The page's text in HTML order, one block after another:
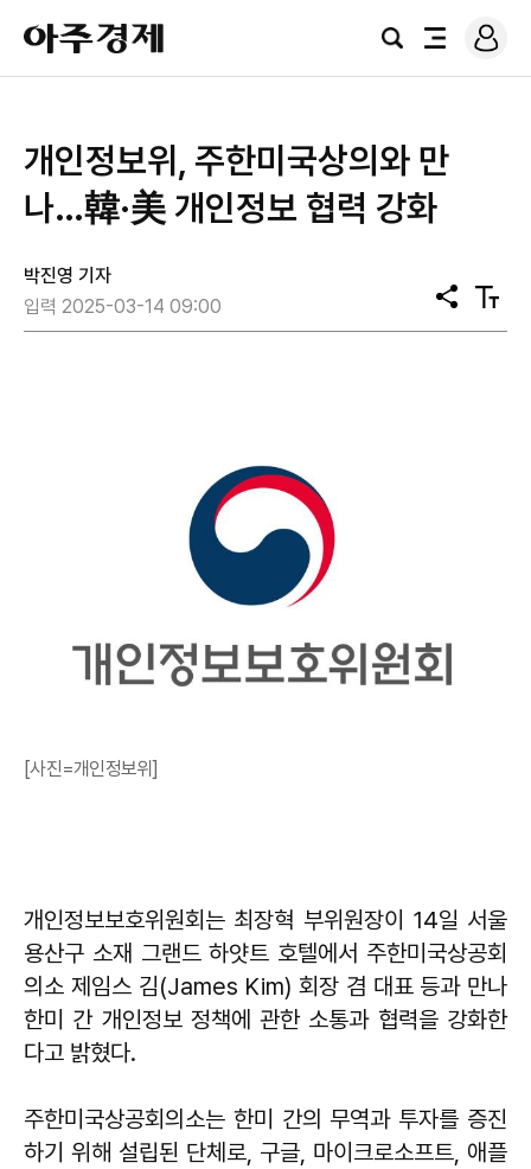
아
주
경
검
전
로
그
개인정보위, 주한미국상의와 만
나…韓·美 개인정보 협력 강화
박진영 기자
입력 2025-03-14 09:00
공
유
텍
스
[사진=개인정보위]
개인정보보호위원회는 최장혁 부위원장이 14일 서울
용산구 소재 그랜드 하얏트 호텔에서 주한미국상공회
의소 제임스 김(James Kim) 회장 겸 대표 등과 만나
한미 간 개인정보 정책에 관한 소통과 협력을 강화한
다고 밝혔다.
주한미국상공회의소는 한미 간의 무역과 투자를 증진
하기 위해 설립된 단체로, 구글, 마이크로소프트, 애플